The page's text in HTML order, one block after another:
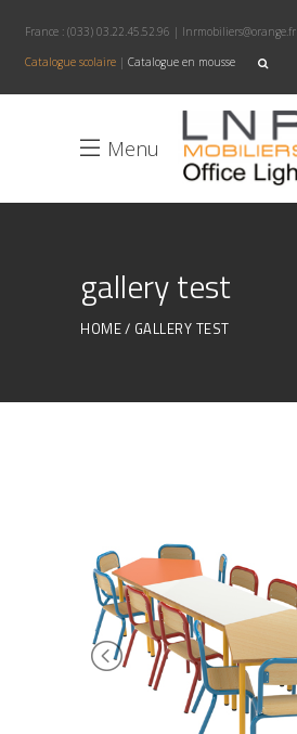
France : (033) 03.22.45.52.96 | lnrmobiliers@orange.fr
Catalogue scolaire | Catalogue en mousse
Menu
gallery test
HOME GALLERY TEST